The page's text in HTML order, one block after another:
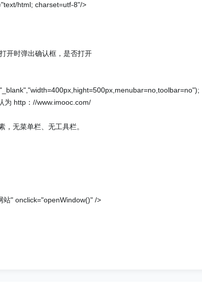
html; charset=utf-8"/>
时弹出确认框，是否打开
为 http：//www.imooc.com/
无菜单栏、无工具栏。
" onclick="openWindow()" />